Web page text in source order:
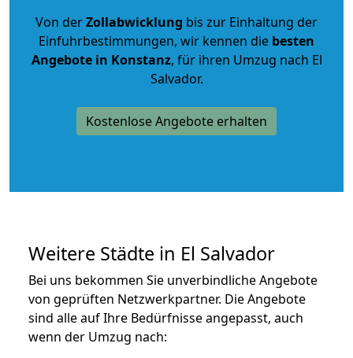
Von derZollabwicklung bis zur Einhaltung der
Einfuhrbestimmungen, wir kennen die besten
Angebote in Konstanz, für ihren Umzug nach El
Salvador.
Kostenlose Angebote erhalten
Weitere Städte in El Salvador
Bei uns bekommen Sie unverbindliche Angebote
von geprüften Netzwerkpartner. Die Angebote
sind alle auf Ihre Bedürfnisse angepasst, auch
wenn der Umzug nach: